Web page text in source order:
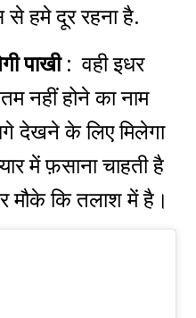
हमे दूर रहना है.
पाखी : वही इधर
नहीं होने का नाम
देखने के लिए मिलेगा
में फ़साना चाहती है
मौके कि तलाश में है।